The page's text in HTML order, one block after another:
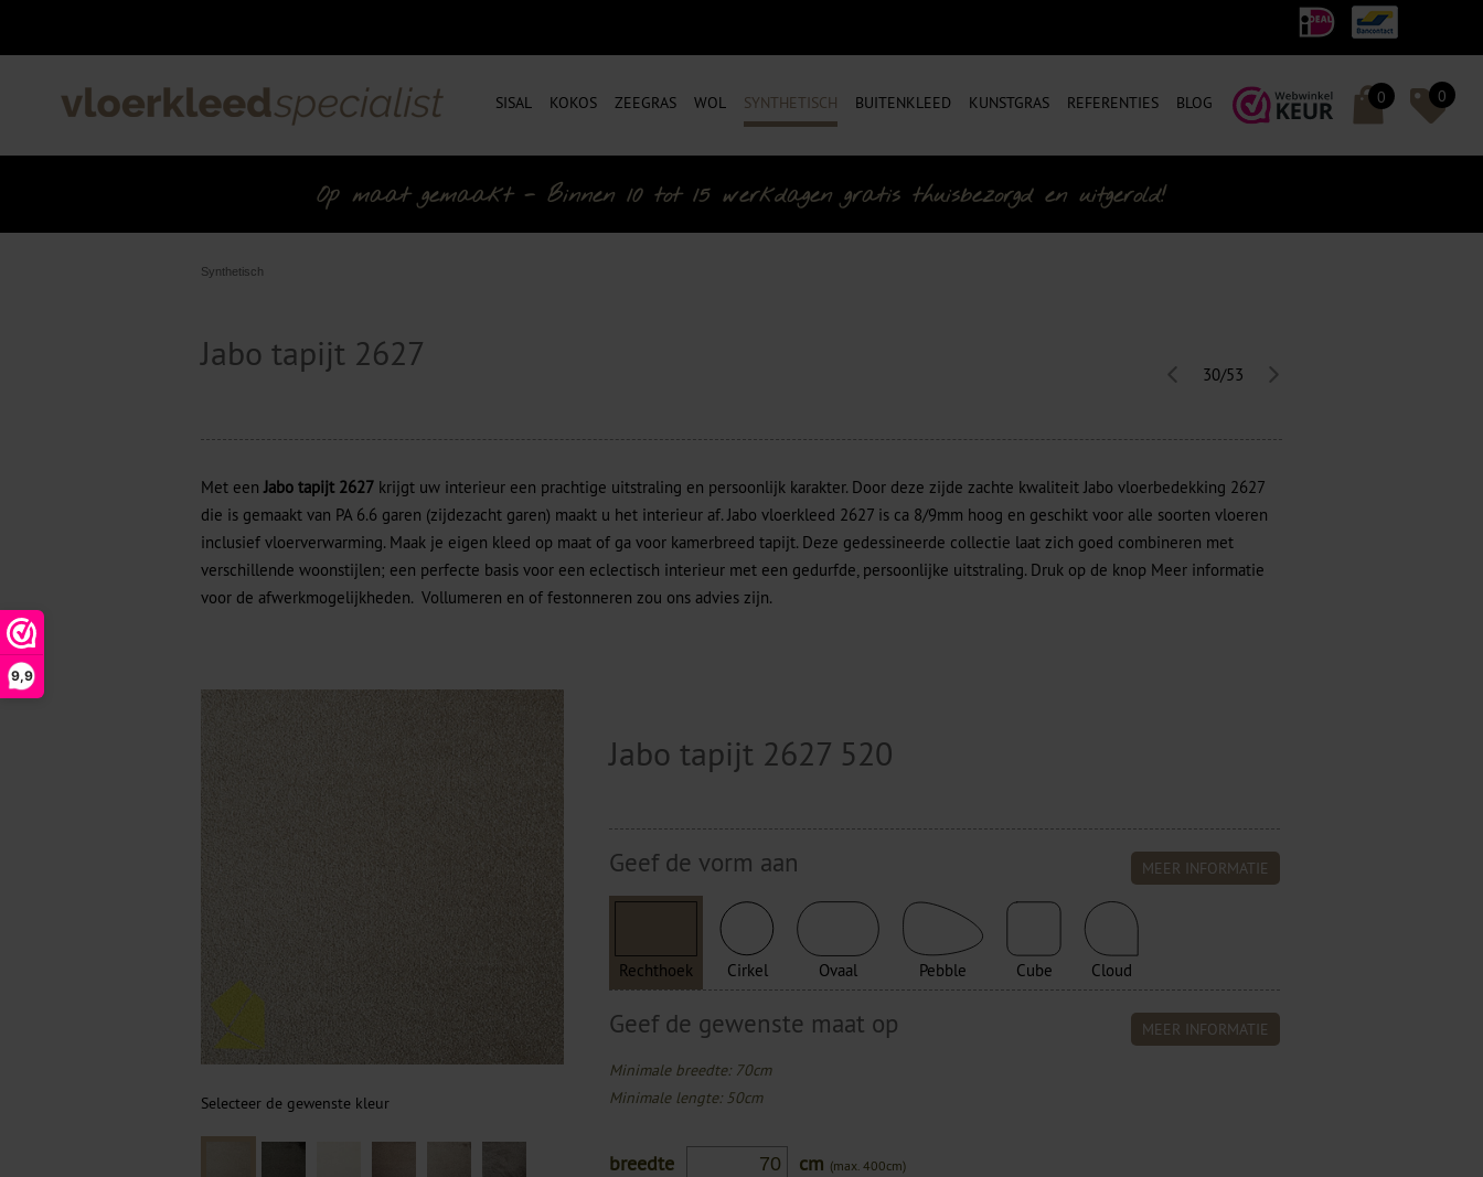
9,9
SISAL KOKOS ZEEGRAS WOL SYNTHETISCH BUITENKLEED KUNSTGRAS REFERENTIES BLOG 0 0
Op maat gemaakt - Binnen 10 tot 15 werkdagen gratis thuisbezorgd en uitgerold!
Synthetisch
Jabo tapijt 2627
30/53
Met eenJabo tapijt 2627 krijgt uw interieur een prachtige uitstraling en persoonlijk karakter. Door deze zijde zachte kwaliteit Jabo vloerbedekking 2627
die is gemaakt van PA 6.6 garen (zijdezacht garen) maakt u het interieur af. Jabo vloerkleed 2627 is ca 8/9mm hoog en geschikt voor alle soorten vloeren
inclusief vloerverwarming. Maak je eigen kleed op maat of ga voor kamerbreed tapijt. Deze gedessineerde collectie laat zich goed combineren met
verschillende woonstijlen; een perfecte basis voor een eclectisch interieur met een gedurfde, persoonlijke uitstraling. Druk op de knop Meer informatie
voor de afwerkmogelijkheden. Vollumeren en of festonneren zou ons advies zijn.
Selecteer de gewenste kleur
Jabo tapijt 2627 520
Geef de vorm aan MEER INFORMATIE
Rechthoek Cirkel Ovaal Pebble Cube Cloud
Geef de gewenste maat op MEER INFORMATIE
Minimale breedte: 70cm
Minimale lengte: 50cm
breedte cm (max. 400cm)